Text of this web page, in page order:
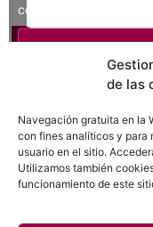
de las
Navegación gratuita en la
con fines analíticos y para
usuario en el sitio.
Utilizamos también
funcionamiento de este
cookies
Díaz
¿Ya conoces